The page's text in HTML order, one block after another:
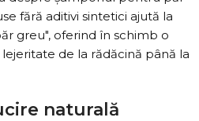
fără aditivi sintetici ajută la
greu", oferind în schimb o
de la rădăcină până la
naturală